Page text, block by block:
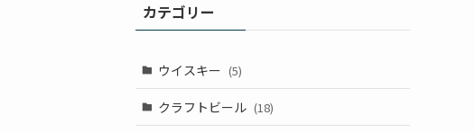
カテゴリー
ウイスキー (5)
クラフトビール (18)